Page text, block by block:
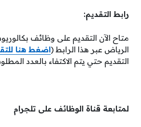
رابط التقديم:
متاح الآن التقديم على وظائف
الرياض عبر هذا الرابط (اضغط هنا
التقديم حتي يتم الاكتفاء بالعدد
لمتابعة قناة الوظائف على تلجرام